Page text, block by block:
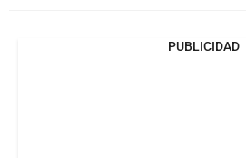
PUBLICIDAD